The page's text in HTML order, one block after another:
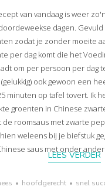
van vandaag is weer
dagen. Gevuld
zodat je zonder moeite
per dag komt die het
om per persoon per dag
ook gewoon een
minuten op tafel tovert. Ik
groenten in Chinese
de roomsaus met zwarte
weleens bij je biefstuk
saus met onder
LEES VERDER
• hoofdgerecht • snel